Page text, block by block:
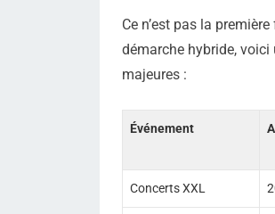
Ce n’est pas la
démarche hybride,
majeures :
Événement
Concerts XXL